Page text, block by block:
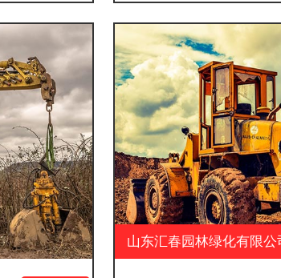
山东汇春园林绿化有限公司